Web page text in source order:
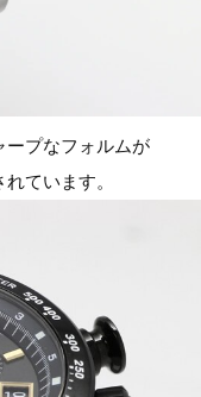
ープなフォルムが
ています。